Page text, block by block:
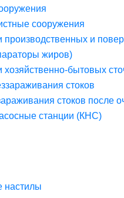
сооружения
производственных и
жиров)
хозяйственно-бытовых
стоков
стоков после
станции (КНС)
настилы